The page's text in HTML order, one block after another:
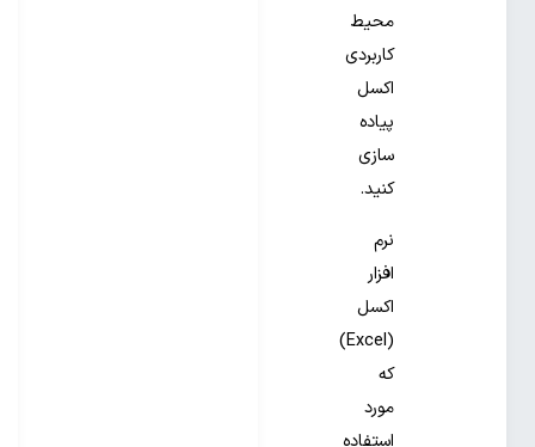
محیط
کاربردی
اکسل
پیاده
سازی
کنید.
نرم
افزار
اکسل
(Excel)
که
مورد
استفاده